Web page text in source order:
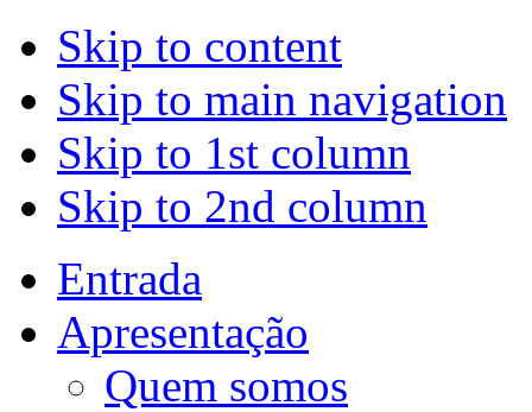
Skip to content
Skip to main navigation
Skip to 1st column
Skip to 2nd column
Entrada
Apresentação
Quem somos